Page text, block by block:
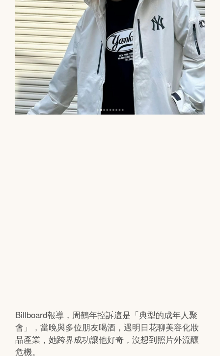
Billboard報導，周鶴年控訴這是「典型的成年人聚
會」，當晚與多位朋友喝酒，遇明日花聊美容化妝
品產業，她跨界成功讓他好奇，沒想到照片外流釀
危機。